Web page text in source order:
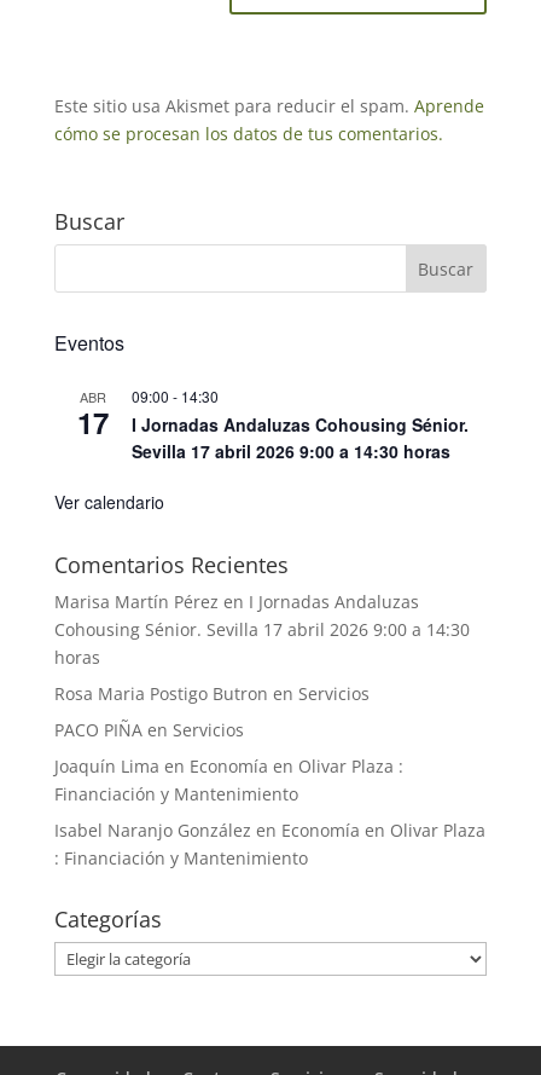
Este sitio usa Akismet para reducir el spam. Aprende
cómo se procesan los datos de tus comentarios.
Buscar
Eventos
ABR
17
09:00 - 14:30
I Jornadas Andaluzas Cohousing Sénior.
Sevilla 17 abril 2026 9:00 a 14:30 horas
Ver calendario
Comentarios Recientes
Marisa Martín Pérez en I Jornadas Andaluzas
Cohousing Sénior. Sevilla 17 abril 2026 9:00 a 14:30
horas
Rosa Maria Postigo Butron en Servicios
PACO PIÑAen Servicios
Joaquín Lima en Economía en Olivar Plaza :
Financiación y Mantenimiento
Isabel Naranjo González en Economía en Olivar Plaza
: Financiación y Mantenimiento
Categorías
Categorías